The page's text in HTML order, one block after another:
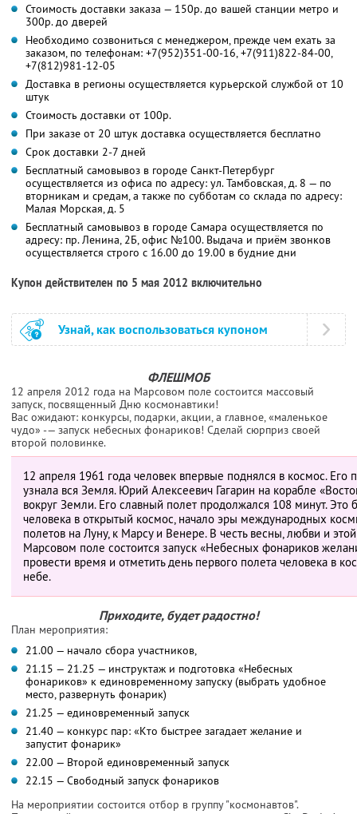
Стоимость доставки заказа — 150р. до вашей станции метро и
300р. до дверей
Необходимо созвониться с менеджером, прежде чем ехать за
заказом, по телефонам: +7(952)351-00-16, +7(911)822-84-00,
+7(812)981-12-05
Доставка в регионы осуществляется курьерской службой от 10
штук
Стоимость доставки от 100р.
При заказе от 20 штук доставка осуществляется бесплатно
Срок доставки 2-7 дней
Бесплатный самовывоз в городе Санкт-Петербург
осуществляется из офиса по адресу: ул. Тамбовская, д. 8 — по
вторникам и средам, а также по субботам со склада по адресу:
Малая Морская, д. 5
Бесплатный самовывоз в городе Самара осуществляется по
адресу: пр. Ленина, 2Б, офис №100. Выдача и приём звонков
осуществляется строго с 16.00 до 19.00 в будние дни
Купон действителен по 5 мая 2012 включительно
Узнай, как воспользоваться купоном
ФЛЕШМОБ
12 апреля 2012 года на Марсовом поле состоится массовый
запуск, посвященный Дню космонавтики!
Вас ожидают: конкурсы, подарки, акции, а главное, «маленькое
чудо» -— запуск небесных фонариков! Сделай сюрприз своей
второй половинке.
12 апреля 1961 года человек впервые поднялся в космос.
узнала вся Земля. Юрий Алексеевич Гагарин на корабле
вокруг Земли. Его славный полет продолжался 108 минут. Это
человека в открытый космос, начало эры международных
полетов на Луну, к Марсу и Венере. В честь весны, любви и
Марсовом поле состоится запуск «Небесных фонариков
провести время и отметить день первого полета человека в
небе.
Приходите, будет радостно!
План мероприятия:
21.00 — начало сбора участников,
21.15 — 21.25 — инструктаж и подготовка «Небесных
фонариков» к единовременному запуску (выбрать удобное
место, развернуть фонарик)
21.25 — единовременный запуск
21.40 — конкурс пар: «Кто быстрее загадает желание и
запустит фонарик»
22.00 — Второй единовременный запуск
22.15 — Свободный запуск фонариков
На мероприятии состоится отбор в группу "космонавтов".